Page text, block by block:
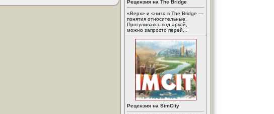
Рецензия на The Bridge
«Верх» и «низ» в The Bridge —
понятия относительные.
Прогуливаясь под аркой,
можно запросто перей...
Рецензия на SimCity